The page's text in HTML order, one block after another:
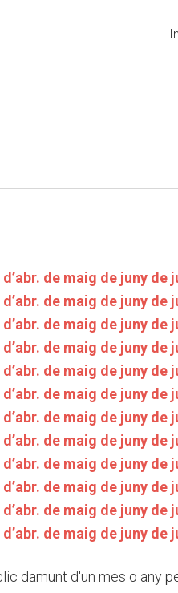
d’abr. de maig de juny de
d’abr. de maig de juny de
d’abr. de maig de juny de
d’abr. de maig de juny de
d’abr. de maig de juny de
d’abr. de maig de juny de
d’abr. de maig de juny de
d’abr. de maig de juny de
d’abr. de maig de juny de
d’abr. de maig de juny de
d’abr. de maig de juny de
d’abr. de maig de juny de
damunt d'un mes o any